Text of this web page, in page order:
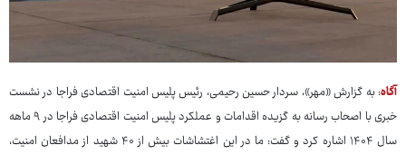
آگاه: به گزارش «مهر»، سردار حسین رحیمی، رئیس پلیس امنیت اقتصادی فراجا در نشست
خبری با اصحاب رسانه به گزیده اقدامات و عملکرد پلیس امنیت اقتصادی فراجا در ۹ ماهه
سال ۱۴۰۴ اشاره کرد و گفت: ما در این اغتشاشات بیش از ۴۰ شهید از مدافعان امنیت،